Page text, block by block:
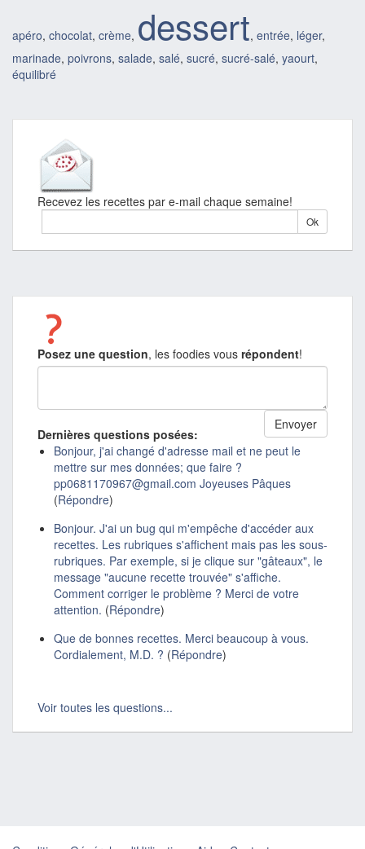
apéro, chocolat, crème, dessert, entrée, léger,
marinade, poivrons, salade, salé, sucré, sucré-salé, yaourt,
équilibré
Recevez les recettes par e-mail chaque semaine!
Posez une question, les foodies vous répondent!
Dernières questions posées:
Bonjour, j'ai changé d'adresse mail et ne peut le
mettre sur mes données; que faire ?
pp0681170967@gmail.com Joyeuses Pâques
(Répondre)
Bonjour. J'ai un bug qui m'empêche d'accéder aux
recettes. Les rubriques s'affichent mais pas les sous-
rubriques. Par exemple, si je clique sur "gâteaux", le
message "aucune recette trouvée" s'affiche.
Comment corriger le problème ? Merci de votre
attention. (Répondre)
Que de bonnes recettes. Merci beaucoup à vous.
Cordialement, M.D. ? (Répondre)
Voir toutes les questions...